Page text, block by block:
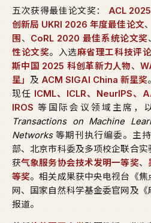
五次获得最佳论文奖： ACL
创新局 UKRI 2026 年度最佳论文、
围 、 CoRL 2020 最佳系统论文奖
性论文奖。入选麻省理工科技评
斯中国 2025 科创革新力人物、
星」 及 ACM SIGAI China 新星奖。
现任 ICML、ICLR、NeurIPS、
IROS 等国际会议领域主席，
Transactions on Machine
Networks等期刊执行编委。主
部、北京市科委及多项校企联合
获气象服务协会技术发明一等奖、
等奖。相关成果获中央电视台《
网、国家自然科学基金委官网及
报道。